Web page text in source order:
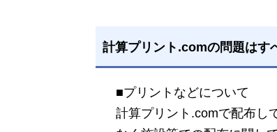
計算プリント.comの問題はす
■プリントなどについて
計算プリント.comで配布し